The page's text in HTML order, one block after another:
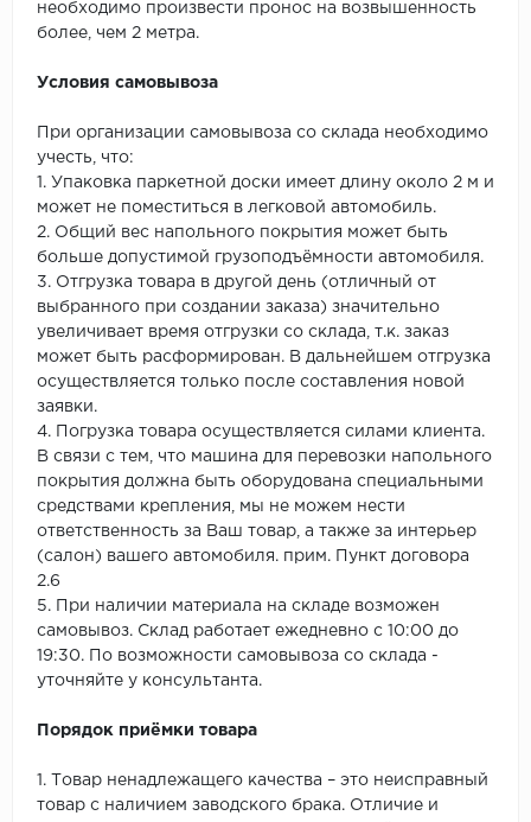
необходимо произвести пронос на возвышенность
более, чем 2 метра.
Условия самовывоза
При организации самовывоза со склада необходимо
учесть, что:
1. Упаковка паркетной доски имеет длину около 2 м и
может не поместиться в легковой автомобиль.
2. Общий вес напольного покрытия может быть
больше допустимой грузоподъёмности автомобиля.
3. Отгрузка товара в другой день (отличный от
выбранного при создании заказа) значительно
увеличивает время отгрузки со склада, т.к. заказ
может быть расформирован. В дальнейшем отгрузка
осуществляется только после составления новой
заявки.
4. Погрузка товара осуществляется силами клиента.
В связи с тем, что машина для перевозки напольного
покрытия должна быть оборудована специальными
средствами крепления, мы не можем нести
ответственность за Ваш товар, а также за интерьер
(салон) вашего автомобиля. прим. Пункт договора
2.6
5. При наличии материала на складе возможен
самовывоз. Склад работает ежедневно с 10:00 до
19:30. По возможности самовывоза со склада -
уточняйте у консультанта.
Порядок приёмки товара
1. Товар ненадлежащего качества – это неисправный
товар с наличием заводского брака. Отличие и